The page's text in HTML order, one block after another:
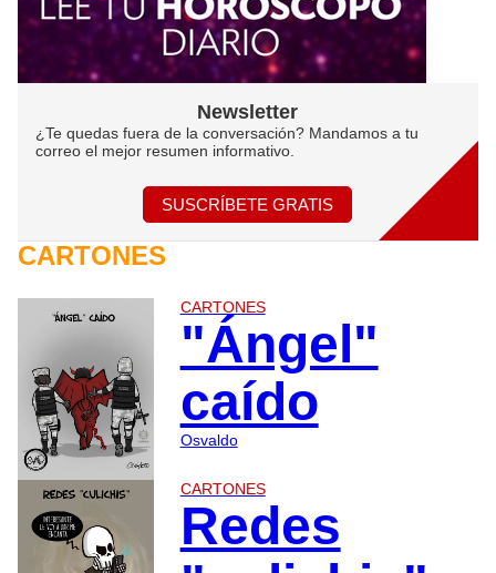
Newsletter
¿Te quedas fuera de la conversación? Mandamos a tu
correo el mejor resumen informativo.
SUSCRÍBETE GRATIS
CARTONES
CARTONES
"Ángel"
caído
Osvaldo
CARTONES
Redes